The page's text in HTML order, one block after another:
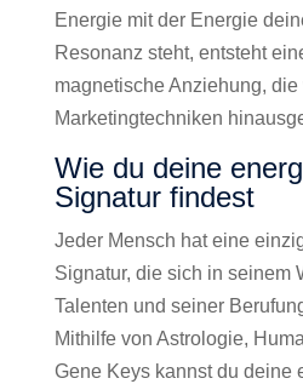
Energie mit der Energie
Resonanz steht, entsteht
magnetische Anziehung,
Marketingtechniken
Wie du deine
Signatur findest
Jeder Mensch hat eine
Signatur, die sich in seinem
Talenten und seiner
Mithilfe von Astrologie,
Gene Keys kannst du deine